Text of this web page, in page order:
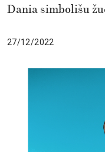
Dania simbolišu
27/12/2022